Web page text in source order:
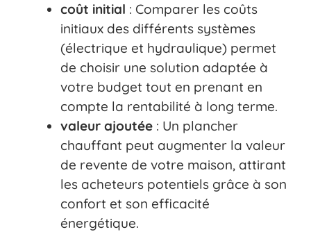
coût initial : Comparer les coûts
initiaux des différents systèmes
(électrique et hydraulique) permet
de choisir une solution adaptée à
votre budget tout en prenant en
compte la rentabilité à long terme.
valeur ajoutée : Un plancher
chauffant peut augmenter la valeur
de revente de votre maison, attirant
les acheteurs potentiels grâce à son
confort et son efficacité
énergétique.